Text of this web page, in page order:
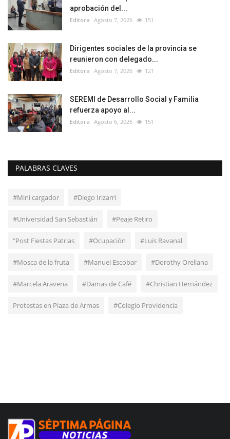
aprobación del...
Editora Agosto 7, 2026 151
Dirigentes sociales de la provincia se
reunieron con delegado...
Editora Agosto 7, 2026 121
SEREMI de Desarrollo Social y Familia
refuerza apoyo al...
Editora Agosto 6, 2026 151
PALABRAS CLAVES
#Mini cargador #Diego Irizarri
#Universidad San Sebastián #Peaje Retiro
"Post Fiestas Patrias #Ocupación #Luis Ravanal
#Mosca de la fruta #Manuel Escobar #Dorothy Orellana
#Marcela Aravena #Damas de Café #Christian Hernández
Protestas en Plaza de Armas #Colegio Providencia